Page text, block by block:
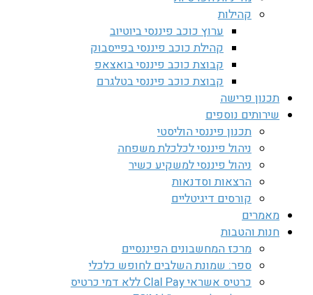
קהילות
ערוץ כוכב פיננסי ביוטיוב
קהילת כוכב פיננסי בפייסבוק
קבוצת כוכב פיננסי בואצאפ
קבוצת כוכב פיננסי בטלגרם
תכנון פרישה
שירותים נוספים
תכנון פיננסי הוליסטי
ניהול פיננסי לכלכלת משפחה
ניהול פיננסי למשקיע כשיר
הרצאות וסדנאות
קורסים דיגיטליים
מאמרים
חנות והטבות
מרכז המחשבונים הפיננסיים
ספר: שמונת השלבים לחופש כלכלי
כרטיס אשראי Clal Pay ללא דמי כרטיס